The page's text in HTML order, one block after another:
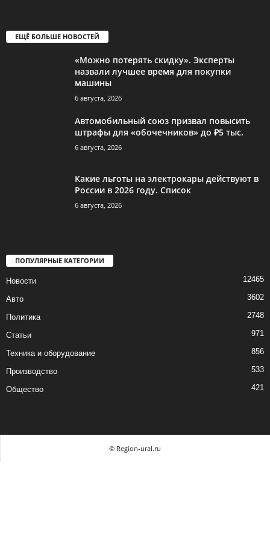
ЕЩЁ БОЛЬШЕ НОВОСТЕЙ
«Можно потерять скидку». Эксперты
назвали лучшее время для покупки
машины
6 августа, 2026
Автомобильный союз призвал повысить
штрафы для «обочечников» до ₽5 тыс.
6 августа, 2026
Какие льготы на электрокары действуют в
России в 2026 году. Список
6 августа, 2026
ПОПУЛЯРНЫЕ КАТЕГОРИИ
Новости 12465
Авто 3602
Политика 2748
Статьи 971
Техника и оборудование 856
Производство 533
Общество 421
© Region-ural.ru